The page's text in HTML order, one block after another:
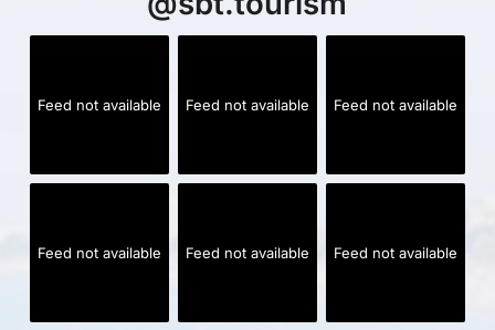
Feed not available Feed not available Feed not available
Feed not available Feed not available Feed not available